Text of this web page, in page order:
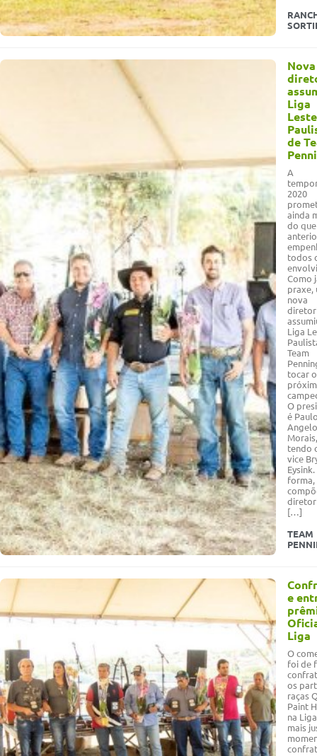
Nova
Liga
Leste
de
A
2020
ainda
do que
todos
Como
praxe,
nova
Liga
Team
tocar o
O
é
Morais,
tendo
vice
forma,
[…]
TEAM
e
Liga
O
foi de
os
raças
Paint
na
mais